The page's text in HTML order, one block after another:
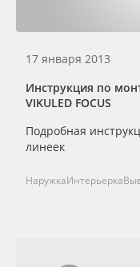
17 января 2013
Инструкция по
VIKULED FOCUS
Подробная
линеек
НаружкаИнтерьерка